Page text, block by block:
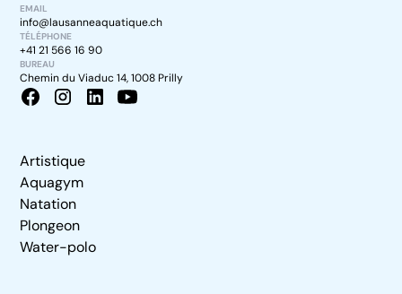
EMAIL
info@lausanneaquatique.ch
TÉLÉPHONE
+41 21 566 16 90
BUREAU
Chemin du Viaduc 14, 1008 Prilly
Artistique
Aquagym
Natation
Plongeon
Water-polo